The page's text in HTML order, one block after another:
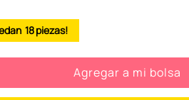
18
Agregar a mi bolsa